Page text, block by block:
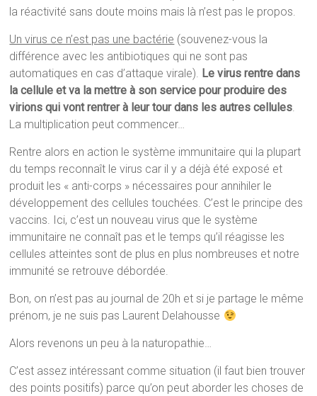
la réactivité sans doute moins mais là n’est pas le propos.
Un virus ce n’est pas une bactérie (souvenez-vous la
différence avec les antibiotiques qui ne sont pas
automatiques en cas d’attaque virale). Le virus rentre dans
la cellule et va la mettre à son service pour produire des
virions qui vont rentrer à leur tour dans les autres cellules.
La multiplication peut commencer…
Rentre alors en action le système immunitaire qui la plupart
du temps reconnaît le virus car il y a déjà été exposé et
produit les « anti-corps » nécessaires pour annihiler le
développement des cellules touchées. C’est le principe des
vaccins. Ici, c’est un nouveau virus que le système
immunitaire ne connaît pas et le temps qu’il réagisse les
cellules atteintes sont de plus en plus nombreuses et notre
immunité se retrouve débordée.
Bon, on n’est pas au journal de 20h et si je partage le même
prénom, je ne suis pas Laurent Delahousse
Alors revenons un peu à la naturopathie…
C’est assez intéressant comme situation (il faut bien trouver
des points positifs) parce qu’on peut aborder les choses de